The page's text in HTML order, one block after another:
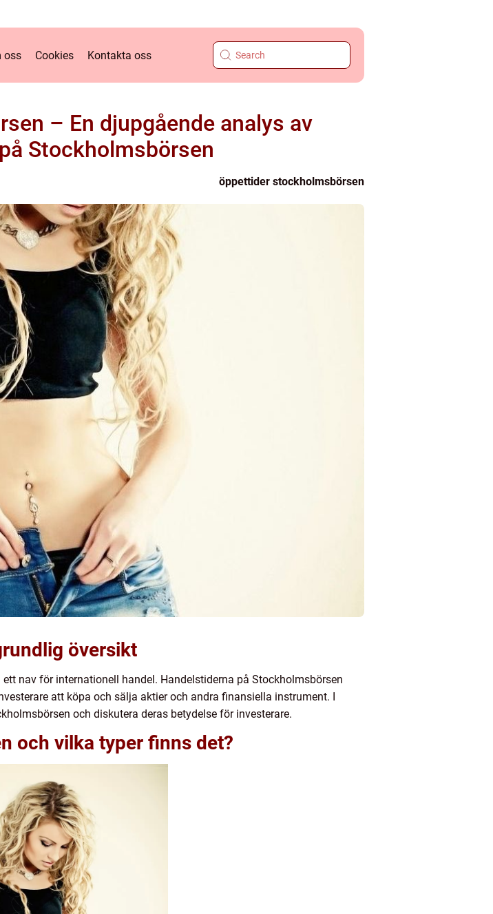
oss Cookies Kontakta oss
– En djupgående analys av
Stockholmsbörsen
öppettider stockholmsbörsen
översikt
nav för internationell handel. Handelstiderna på Stockholmsbörsen
att köpa och sälja aktier och andra finansiella instrument. I
och diskutera deras betydelse för investerare.
och vilka typer finns det?